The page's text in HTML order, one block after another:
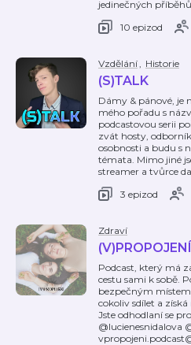
jedinečných
10 epizod
Vzdělání, Historie
(S)TALK
Dámy & pánové, je
mého pořadu s
podcastovou serii
zvát hosty,
osobnosti a budu s
témata. Mimo jiné
streamer a tvůrce
3 epizod
Zdraví
(V)PROPOJENÍ
Podcast, který má
cestu sami k sobě.
bezpečným
cokoliv sdílet a
Jste odhodlaní se
@lucienesnidalova